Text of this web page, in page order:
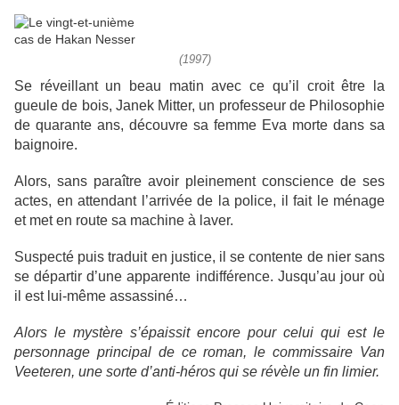
(1997)
Se réveillant un beau matin avec ce qu’il croit être la
gueule de bois, Janek Mitter, un professeur de Philosophie
de quarante ans, découvre sa femme Eva morte dans sa
baignoire.
Alors, sans paraître avoir pleinement conscience de ses
actes, en attendant l’arrivée de la police, il fait le ménage
et met en route sa machine à laver.
Suspecté puis traduit en justice, il se contente de nier sans
se départir d’une apparente indifférence. Jusqu’au jour où
il est lui-même assassiné…
Alors le mystère s’épaissit encore pour celui qui est le
personnage principal de ce roman, le commissaire Van
Veeteren, une sorte d’anti-héros qui se révèle un fin limier.